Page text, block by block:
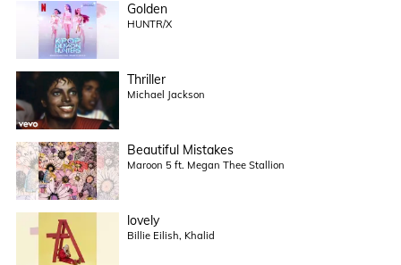
Golden
HUNTR/X
Thriller
Michael Jackson
Beautiful Mistakes
Maroon 5 ft. Megan Thee Stallion
lovely
Billie Eilish, Khalid